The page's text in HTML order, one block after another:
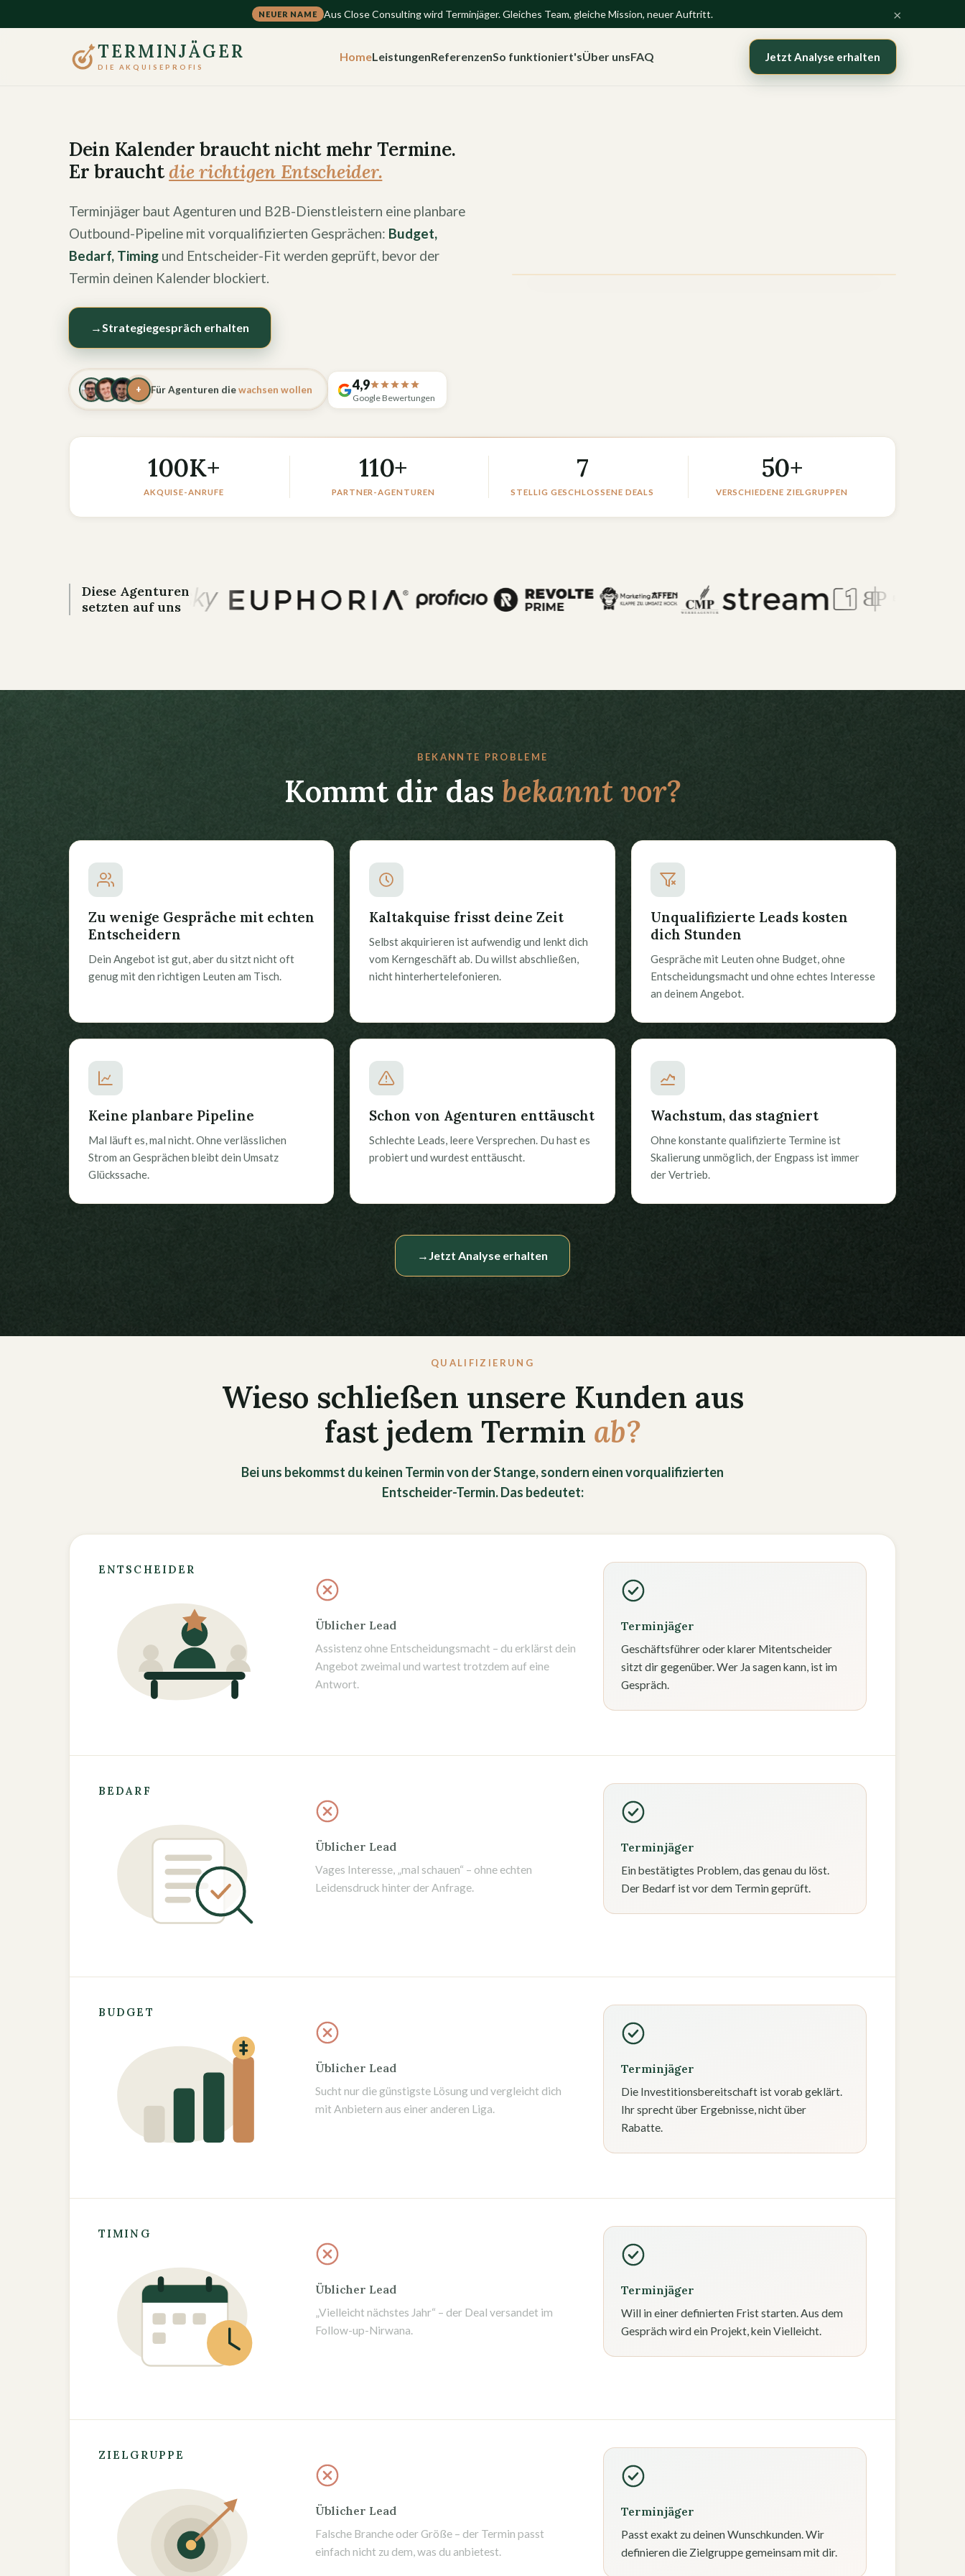
NEUER NAME Aus Close Consulting wird Terminjäger. Gleiches Team, gleiche Mission, neuer Auftritt. ×
TERMINJÄGER
DIE AKQUISEPROFIS
HomeLeistungenReferenzenSo funktioniert'sÜber unsFAQ Jetzt Analyse erhalten
Dein Kalender braucht nicht mehr Termine.
Er brauchtdie richtigen Entscheider.
Terminjäger baut Agenturen und B2B-Dienstleistern eine planbare
Outbound-Pipeline mit vorqualifizierten Gesprächen: Budget,
Bedarf, Timing und Entscheider-Fit werden geprüft, bevor der
Termin deinen Kalender blockiert.
→Strategiegespräch erhalten
+ Für Agenturen die wachsen wollen 4,9
Google Bewertungen
100K+
AKQUISE-ANRUFE
110+
PARTNER-AGENTUREN
7
STELLIG GESCHLOSSENE DEALS
50+
VERSCHIEDENE ZIELGRUPPEN
Diese Agenturen
setzten auf uns
BEKANNTE PROBLEME
Kommt dir das bekannt vor?
Zu wenige Gespräche mit echten
Entscheidern
Dein Angebot ist gut, aber du sitzt nicht oft
genug mit den richtigen Leuten am Tisch.
Kaltakquise frisst deine Zeit
Selbst akquirieren ist aufwendig und lenkt dich
vom Kerngeschäft ab. Du willst abschließen,
nicht hinterhertelefonieren.
Unqualifizierte Leads kosten
dich Stunden
Gespräche mit Leuten ohne Budget, ohne
Entscheidungsmacht und ohne echtes Interesse
an deinem Angebot.
Keine planbare Pipeline
Mal läuft es, mal nicht. Ohne verlässlichen
Strom an Gesprächen bleibt dein Umsatz
Glückssache.
Schon von Agenturen enttäuscht
Schlechte Leads, leere Versprechen. Du hast es
probiert und wurdest enttäuscht.
Wachstum, das stagniert
Ohne konstante qualifizierte Termine ist
Skalierung unmöglich, der Engpass ist immer
der Vertrieb.
→ Jetzt Analyse erhalten
QUALIFIZIERUNG
Wieso schließen unsere Kunden aus
fast jedem Termin ab?
Bei uns bekommst du keinen Termin von der Stange, sondern einen vorqualifizierten
Entscheider-Termin. Das bedeutet:
ENTSCHEIDER
Üblicher Lead
Assistenz ohne Entscheidungsmacht – du erklärst dein
Angebot zweimal und wartest trotzdem auf eine
Antwort.
Terminjäger
Geschäftsführer oder klarer Mitentscheider
sitzt dir gegenüber. Wer Ja sagen kann, ist im
Gespräch.
BEDARF
Üblicher Lead
Vages Interesse, „mal schauen“ – ohne echten
Leidensdruck hinter der Anfrage.
Terminjäger
Ein bestätigtes Problem, das genau du löst.
Der Bedarf ist vor dem Termin geprüft.
BUDGET
Üblicher Lead
Sucht nur die günstigste Lösung und vergleicht dich
mit Anbietern aus einer anderen Liga.
Terminjäger
Die Investitionsbereitschaft ist vorab geklärt.
Ihr sprecht über Ergebnisse, nicht über
Rabatte.
TIMING
Üblicher Lead
„Vielleicht nächstes Jahr“ – der Deal versandet im
Follow-up-Nirwana.
Terminjäger
Will in einer definierten Frist starten. Aus dem
Gespräch wird ein Projekt, kein Vielleicht.
ZIELGRUPPE
Üblicher Lead
Falsche Branche oder Größe – der Termin passt
einfach nicht zu dem, was du anbietest.
Terminjäger
Passt exakt zu deinen Wunschkunden. Wir
definieren die Zielgruppe gemeinsam mit dir.